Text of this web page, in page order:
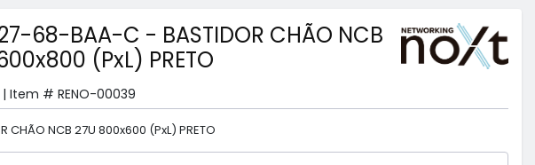
68-BAA-C - BASTIDOR CHÃO NCB
(PxL) PRETO
| Item # RENO-00039
CHÃO NCB 27U 800x600 (PxL) PRETO